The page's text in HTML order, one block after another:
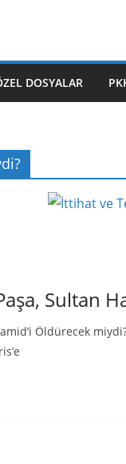
DOSYALAR
Sultan
Öldürecek